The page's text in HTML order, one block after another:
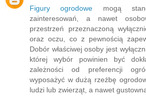
Figury ogrodowe mogą
zainteresowań, a nawet
przestrzeń przeznaczoną
oraz oczu, co z pewnością
Dobór właściwej osoby jest
której wybór powinien być
zależności od preferencji
wyposażyć w dużą rzeźbę
ludzi lub zwierząt, a nawet